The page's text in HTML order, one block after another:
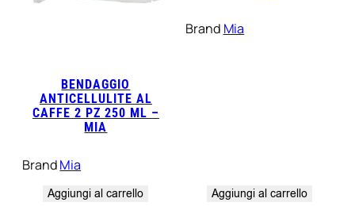
BENDAGGIO
ANTICELLULITE AL
CAFFE 2 PZ 250 ML –
MIA
BrandMia
Aggiungi al carrello
Brand Mia
Aggiungi al carrello